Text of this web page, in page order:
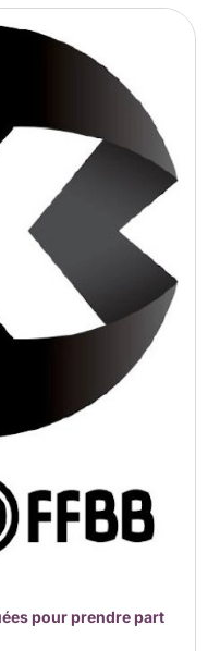
pour prendre part